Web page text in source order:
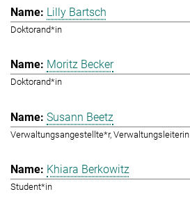
Lilly Bartsch
Doktorand*in
Moritz Becker
Doktorand*in
Susann Beetz
Verwaltungsangestellte*r, Verwaltungsleiterin
Khiara Berkowitz
Student*in